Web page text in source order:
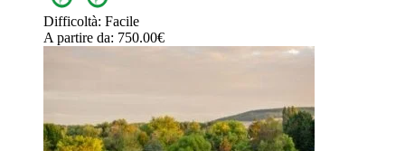
Difficoltà: Facile
A partire da: 750.00€